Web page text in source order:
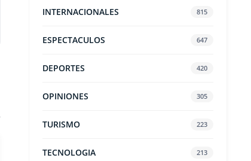
INTERNACIONALES 815
ESPECTACULOS 647
DEPORTES 420
OPINIONES 305
TURISMO 223
TECNOLOGIA 213